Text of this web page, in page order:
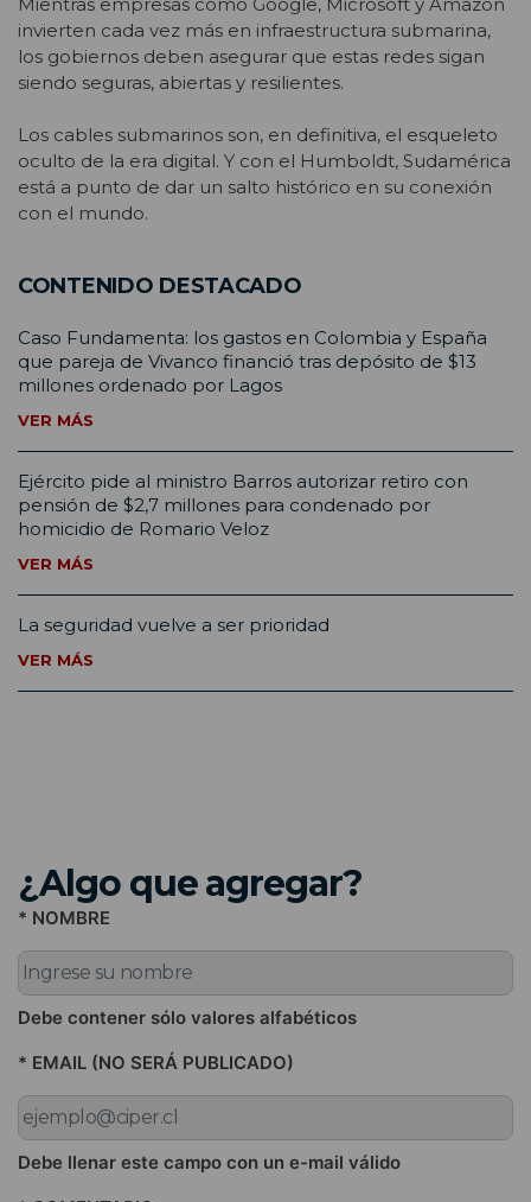
invierten cada vez más en infraestructura submarina,
los gobiernos deben asegurar que estas redes sigan
siendo seguras, abiertas y resilientes.
Los cables submarinos son, en definitiva, el esqueleto
oculto de la era digital. Y con el Humboldt, Sudamérica
está a punto de dar un salto histórico en su conexión
con el mundo.
CONTENIDO DESTACADO
Caso Fundamenta: los gastos en Colombia y España
que pareja de Vivanco financió tras depósito de $13
millones ordenado por Lagos
VER MÁS
Ejército pide al ministro Barros autorizar retiro con
pensión de $2,7 millones para condenado por
homicidio de Romario Veloz
VER MÁS
La seguridad vuelve a ser prioridad
VER MÁS
¿Algo que agregar?
* NOMBRE
Debe contener sólo valores alfabéticos
* EMAIL (NO SERÁ PUBLICADO)
Debe llenar este campo con un e-mail válido